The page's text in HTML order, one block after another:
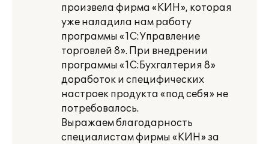
произвела фирма «КИН», которая
уже наладила нам работу
программы «1С:Управление
торговлей 8». При внедрении
программы «1С:Бухгалтерия 8»
доработок и специфических
настроек продукта «под себя» не
потребовалось.
Выражаем благодарность
специалистам фирмы «КИН» за